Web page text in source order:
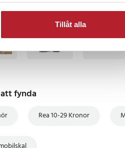
Tillåt alla
BÄSTSÄLJARE
fynda
Rea 10-29 Kronor